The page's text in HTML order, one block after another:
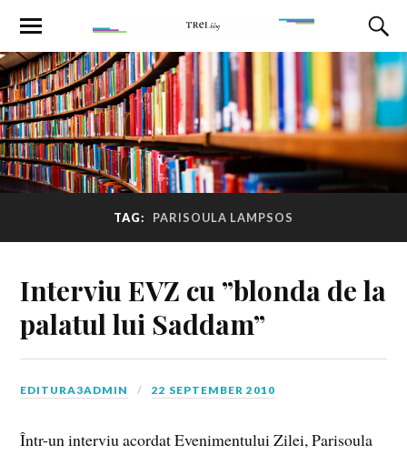
TAG: PARISOULA LAMPSOS
Interviu EVZ cu ”blonda de la
palatul lui Saddam”
EDITURA3ADMIN 22 SEPTEMBER 2010
Într-un interviu acordat Evenimentului Zilei, Parisoula